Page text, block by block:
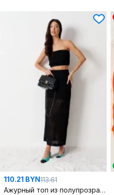
110.21 BYN113.61
Ажурный топ из полупрозрачного текстиля со сборкой